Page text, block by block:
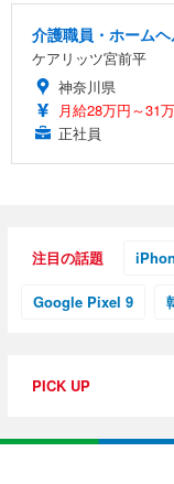
介護職員・ホーム
ケアリッツ宮前平
神奈川県
月給28万円～31
正社員
注目の話題
Google Pixel 9
PICK UP